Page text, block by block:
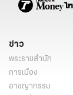
ข่าว
พระราชสำนัก
การเมือง
อาชญากรรม